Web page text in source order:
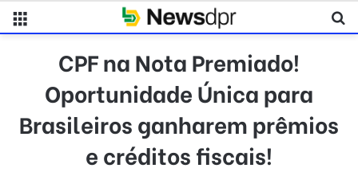
CPF na Nota Premiado!
Oportunidade Única para
Brasileiros ganharem prêmios
e créditos fiscais!